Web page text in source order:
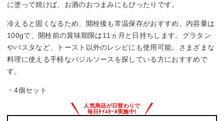
に塗って焼けば、お酒のおつまみにもぴったりです。
冷えると固くなるため、開栓後も常温保存がおすすめ。内容量は
100gで、開栓前の賞味期限は11ヵ月と日持ちします。グラタン
やパスタなど、トースト以外のレシピにも使用可能。さまざまな
料理に使える手軽なバジルソースを探している方におすすめで
す。
・4個セット